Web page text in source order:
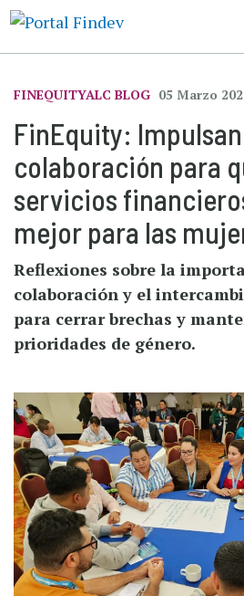
FINEQUITYALC BLOG 05 Marzo
FinEquity:
colaboración para
servicios
mejor para las
Reflexiones sobre la
colaboración y el
para cerrar brechas y
prioridades de género.